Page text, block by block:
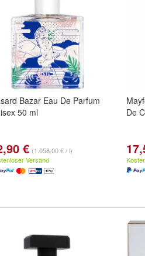
Bazar Eau De Parfum
50 ml
€ (1.058,00 € / l)
Versand
De